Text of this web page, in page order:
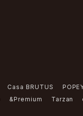
Casa BRUTUS
&Premium Tarzan